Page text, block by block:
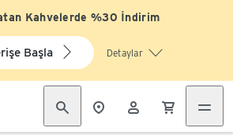
Kahvelerde %30 İndirim
Başla Detaylar